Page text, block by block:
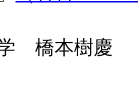
橋本樹慶